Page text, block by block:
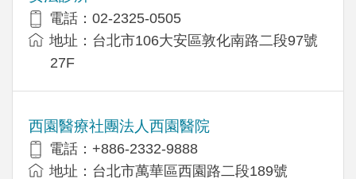
電話：02-2325-0505
地址：台北市106大安區敦化南路二段97號
27F
西園醫療社團法人西園醫院
電話：+886-2332-9888
地址：台北市萬華區西園路二段189號